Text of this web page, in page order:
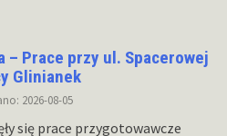
– Prace przy ul. Spacerowej
Glinianek
2026-08-05
się prace przygotowawcze